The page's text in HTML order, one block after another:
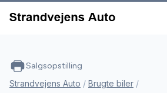
Salgsopstilling
Strandvejens Auto / Brugte biler /